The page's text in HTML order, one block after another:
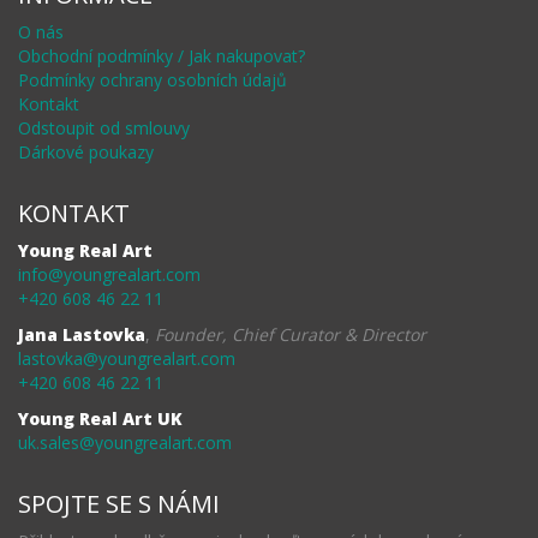
O nás
Obchodní podmínky / Jak nakupovat?
Podmínky ochrany osobních údajů
Kontakt
Odstoupit od smlouvy
Dárkové poukazy
KONTAKT
Young Real Art
info@youngrealart.com
+420 608 46 22 11
Jana Lastovka, Founder, Chief Curator & Director
lastovka@youngrealart.com
+420 608 46 22 11
Young Real Art UK
uk.sales@youngrealart.com
SPOJTE SE S NÁMI